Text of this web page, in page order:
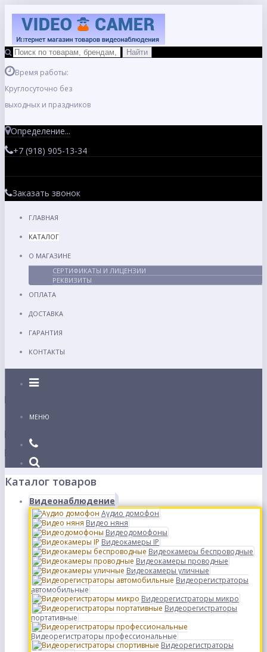
Время работы:
Круглосуточно без
выходных и праздников
Определение...
+7 (918) 905-13-34
Заказать звонок
ГЛАВНАЯ
КАТАЛОГ
О МАГАЗИНЕ
СЕРТИФИКАТЫ И ЛИЦЕНЗИИ
РЕКВИЗИТЫ
ОПЛАТА
ДОСТАВКА
ГАРАНТИЯ
КОНТАКТЫ
Каталог
МЕНЮ
Каталог товаров
Видеонаблюдение
Аудио домофон
Видео няня
Видеодомофоны
Видеокамеры IP
Видеокамеры беспроводные
Видеокамеры проводные
Видеокамеры уличные
Видеорегистраторы
автомобильные
Видеорегистраторы микро
Видеорегистраторы
портативные
Видеорегистраторы профессиональные
Видеорегистраторы